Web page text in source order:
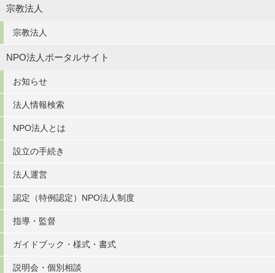
宗教法人
宗教法人
NPO法人ポータルサイト
お知らせ
法人情報検索
NPO法人とは
設立の手続き
法人運営
認定（特例認定）NPO法人制度
指導・監督
ガイドブック・様式・書式
説明会・個別相談